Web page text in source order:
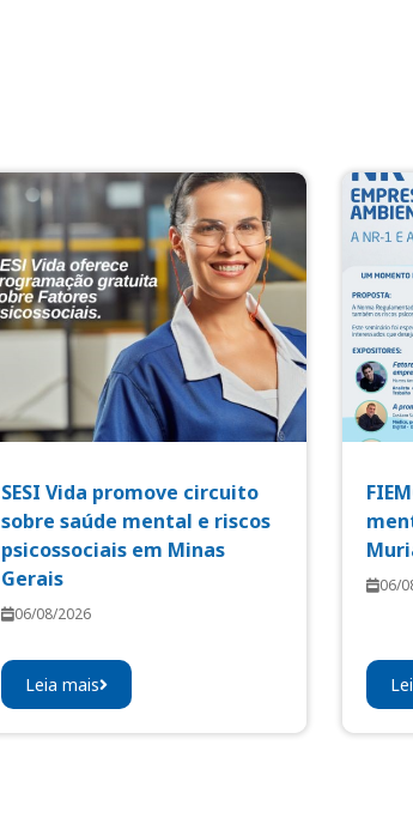
SESI Vida promove circuito
sobre saúde mental e riscos
psicossociais em Minas
Gerais
06/08/2026
Leia mais
06/